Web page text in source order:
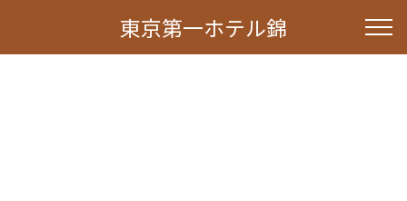
東京第一ホテル錦